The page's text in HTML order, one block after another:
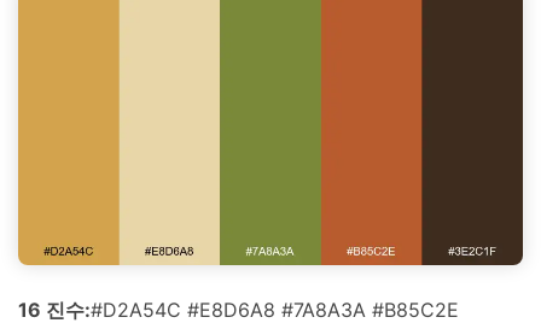
16 진수:#D2A54C #E8D6A8 #7A8A3A #B85C2E